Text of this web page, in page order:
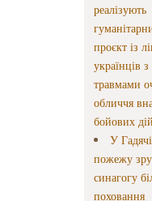
реалізують
проєкт із
українців з
травмами
обличчя
бойових дій
У
пожежу
синагогу
поховання